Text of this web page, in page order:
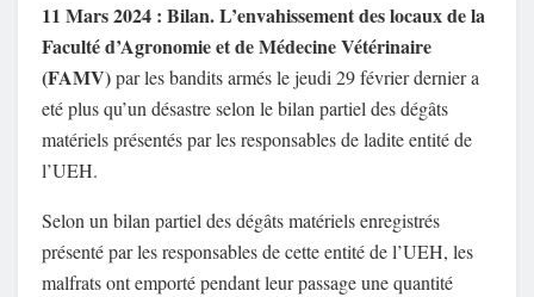
11 Mars 2024 : Bilan. L’envahissement des locaux de la
Faculté d’Agronomie et de Médecine Vétérinaire
(FAMV)par les bandits armés le jeudi 29 février dernier a
eté plus qu’un désastre selon le bilan partiel des dégâts
matériels présentés par les responsables de ladite entité de
l’UEH.
Selon un bilan partiel des dégâts matériels enregistrés
présenté par les responsables de cette entité de l’UEH, les
malfrats ont emporté pendant leur passage une quantité